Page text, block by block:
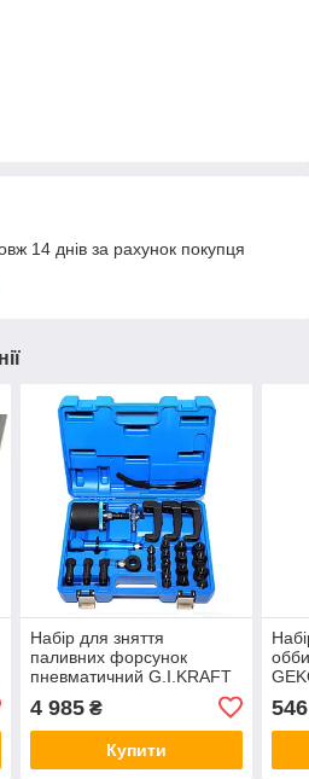
14 днів за рахунок покупця
Набір для зняття
паливних форсунок
пневматичний G.I.KRAFT
4 985₴
Купити
546